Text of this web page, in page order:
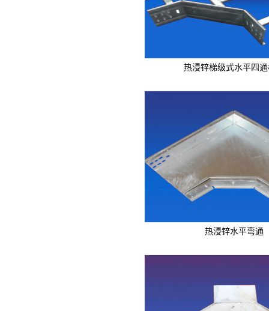
热浸锌梯级式水平四
热浸锌水平弯通